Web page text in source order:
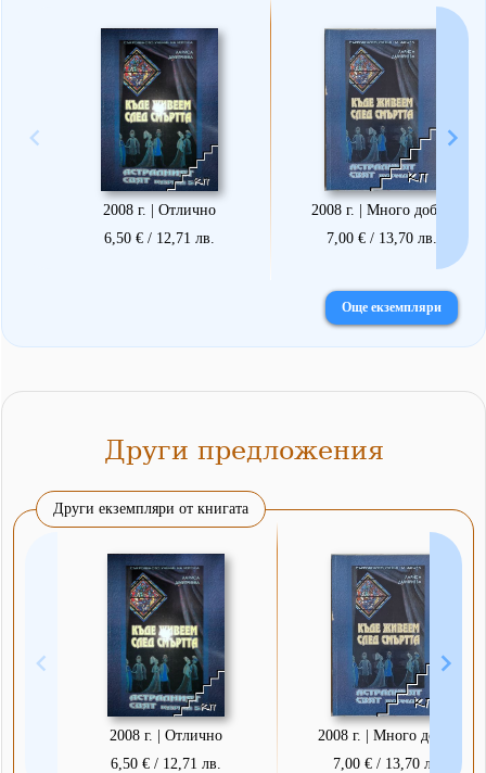
2008 г. | Отлично
6,50 € / 12,71 лв.
2008 г. | Много добро
7,00 € / 13,70 лв.
Още екземпляри
Други предложения
Други екземпляри от книгата
2008 г. | Отлично
6,50 € / 12,71 лв.
2008 г. | Много добро
7,00 € / 13,70 лв.